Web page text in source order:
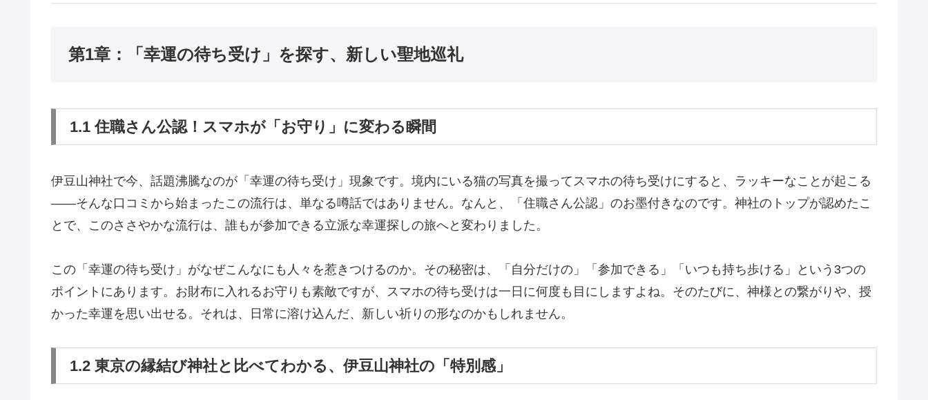
第1章：「幸運の待ち受け」を探す、新しい聖地巡礼
1.1 住職さん公認！スマホが「お守り」に変わる瞬間
伊豆山神社で今、話題沸騰なのが「幸運の待ち受け」現象です。境内にいる猫の写真を撮ってスマホの待ち受けにすると、ラッキーなことが起こる
——そんな口コミから始まったこの流行は、単なる噂話ではありません。なんと、「住職さん公認」のお墨付きなのです。神社のトップが認めたこ
とで、このささやかな流行は、誰もが参加できる立派な幸運探しの旅へと変わりました。
この「幸運の待ち受け」がなぜこんなにも人々を惹きつけるのか。その秘密は、「自分だけの」「参加できる」「いつも持ち歩ける」という3つの
ポイントにあります。お財布に入れるお守りも素敵ですが、スマホの待ち受けは一日に何度も目にしますよね。そのたびに、神様との繋がりや、授
かった幸運を思い出せる。それは、日常に溶け込んだ、新しい祈りの形なのかもしれません。
1.2 東京の縁結び神社と比べてわかる、伊豆山神社の「特別感」